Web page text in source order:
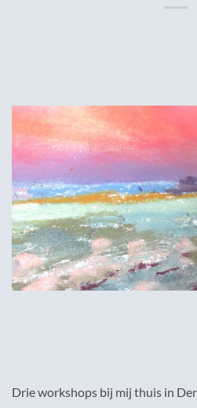
Drie workshops bij mij thuis in